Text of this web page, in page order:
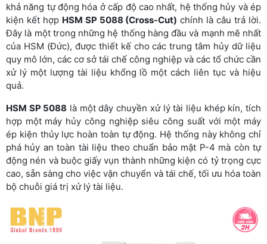
khả năng tự động hóa ở cấp độ cao nhất, hệ thống hủy và ép
kiện kết hợp HSM SP 5088 (Cross-Cut) chính là câu trả lời.
Đây là một trong những hệ thống hàng đầu và mạnh mẽ nhất
của HSM (Đức), được thiết kế cho các trung tâm hủy dữ liệu
quy mô lớn, các cơ sở tái chế công nghiệp và các tổ chức cần
xử lý một lượng tài liệu khổng lồ một cách liên tục và hiệu
quả.
HSM SP 5088 là một dây chuyền xử lý tài liệu khép kín, tích
hợp một máy hủy công nghiệp siêu công suất với một máy
ép kiện thủy lực hoàn toàn tự động. Hệ thống này không chỉ
phá hủy an toàn tài liệu theo chuẩn bảo mật P-4 mà còn tự
động nén và buộc giấy vụn thành những kiện có tỷ trọng cực
cao, sẵn sàng cho việc vận chuyển và tái chế, tối ưu hóa toàn
bộ chuỗi giá trị xử lý tài liệu.